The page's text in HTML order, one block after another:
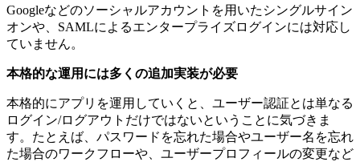
Googleなどのソーシャルアカウントを用いたシングルサイン
オンや、SAMLによるエンタープライズログインには対応し
ていません。
本格的な運用には多くの追加実装が必要
本格的にアプリを運用していくと、ユーザー認証とは単なる
ログイン/ログアウトだけではないということに気づきま
す。たとえば、パスワードを忘れた場合やユーザー名を忘れ
た場合のワークフローや、ユーザープロフィールの変更など